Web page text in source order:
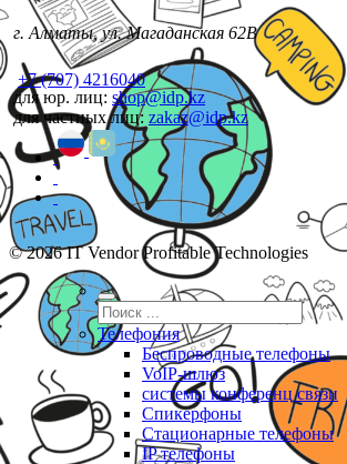
г. Алматы, ул. Магаданская 62В
+7 (707) 4216040
для юр. лиц: shop@idp.kz
для частных лиц: zakaz@idp.kz
© 2026 IT Vendor Profitable Technologies
Телефония
Беспроводные телефоны
VoIP-шлюз
системы конференц связи
Спикерфоны
Стационарные телефоны
IP телефоны